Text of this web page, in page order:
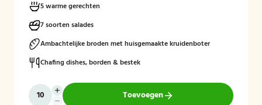
5 warme gerechten
7 soorten salades
Ambachtelijke broden met huisgemaakte kruidenboter
Chafing dishes, borden & bestek
Toevoegen